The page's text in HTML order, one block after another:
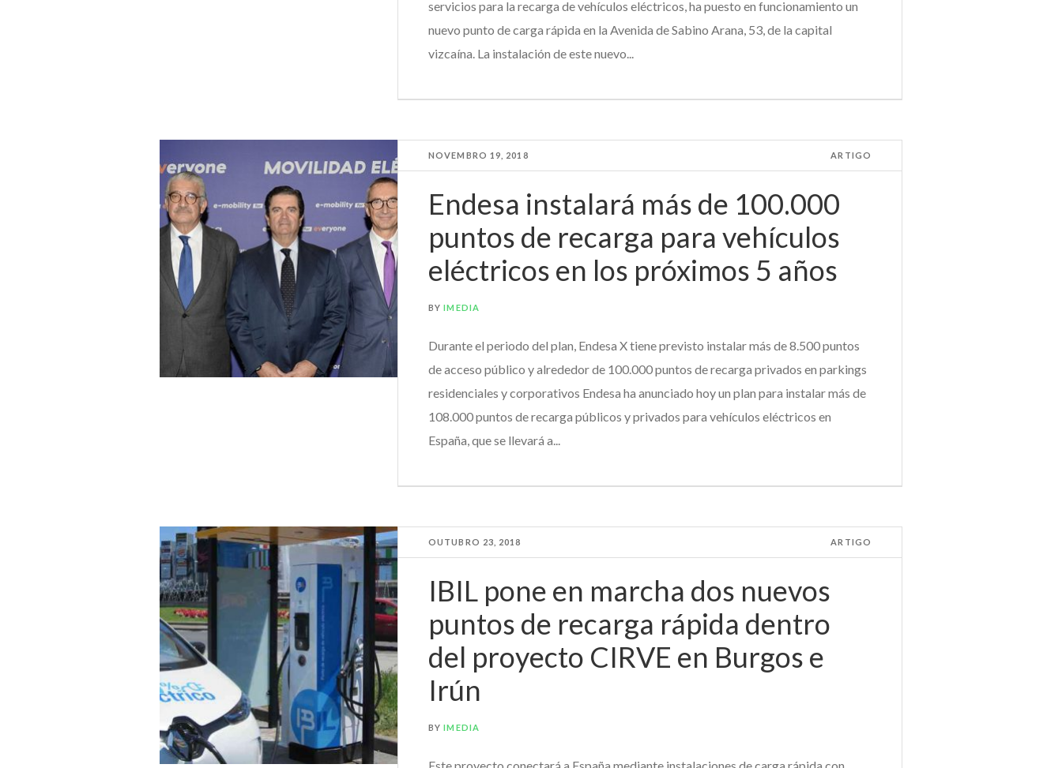
servicios para la recarga de vehículos eléctricos, ha puesto en funcionamiento un
nuevo punto de carga rápida en la Avenida de Sabino Arana, 53, de la capital
vizcaína. La instalación de este nuevo...
NOVEMBRO 19, 2018 ARTIGO
Endesa instalará más de 100.000
puntos de recarga para vehículos
eléctricos en los próximos 5 años
BYIMEDIA
Durante el periodo del plan, Endesa X tiene previsto instalar más de 8.500 puntos
de acceso público y alrededor de 100.000 puntos de recarga privados en parkings
residenciales y corporativos Endesa ha anunciado hoy un plan para instalar más de
108.000 puntos de recarga públicos y privados para vehículos eléctricos en
España, que se llevará a...
OUTUBRO 23, 2018 ARTIGO
IBIL pone en marcha dos nuevos
puntos de recarga rápida dentro
del proyecto CIRVE en Burgos e
Irún
BYIMEDIA